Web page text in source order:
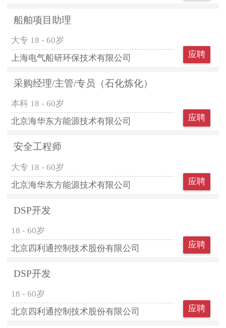
船舶项目助理
大专 18 - 60岁
上海电气船研环保技术有限公司
应聘
采购经理/主管/专员（石化炼化）
本科 18 - 60岁
北京海华东方能源技术有限公司
应聘
安全工程师
大专 18 - 60岁
北京海华东方能源技术有限公司
应聘
DSP开发
18 - 60岁
北京四利通控制技术股份有限公司
应聘
DSP开发
18 - 60岁
北京四利通控制技术股份有限公司
应聘